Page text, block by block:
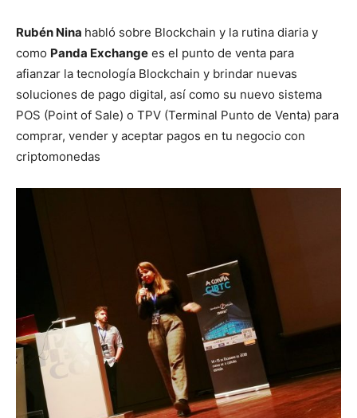
Rubén Nina habló sobre Blockchain y la rutina diaria y
como Panda Exchange es el punto de venta para
afianzar la tecnología Blockchain y brindar nuevas
soluciones de pago digital, así como su nuevo sistema
POS (Point of Sale) o TPV (Terminal Punto de Venta) para
comprar, vender y aceptar pagos en tu negocio con
criptomonedas